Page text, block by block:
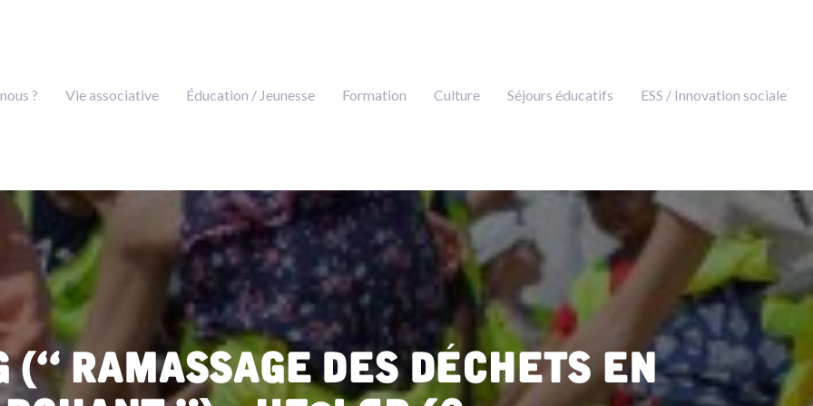
? Vie associative Éducation / Jeunesse Formation Culture Séjours éducatifs ESS / Innovation sociale
(« ramassage des déchets en